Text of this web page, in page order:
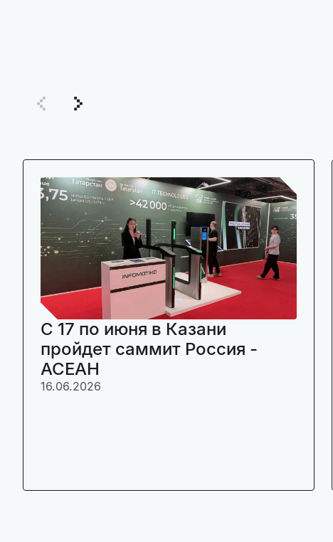
C 17 по июня в Казани
пройдет саммит Россия -
АСЕАН
16.06.2026